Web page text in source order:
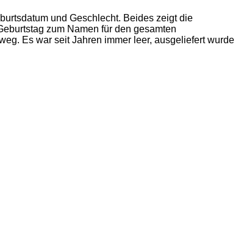
und Geschlecht. Beides zeigt die
zum Namen für den gesamten
Es war seit Jahren immer leer, ausgeliefert wurde